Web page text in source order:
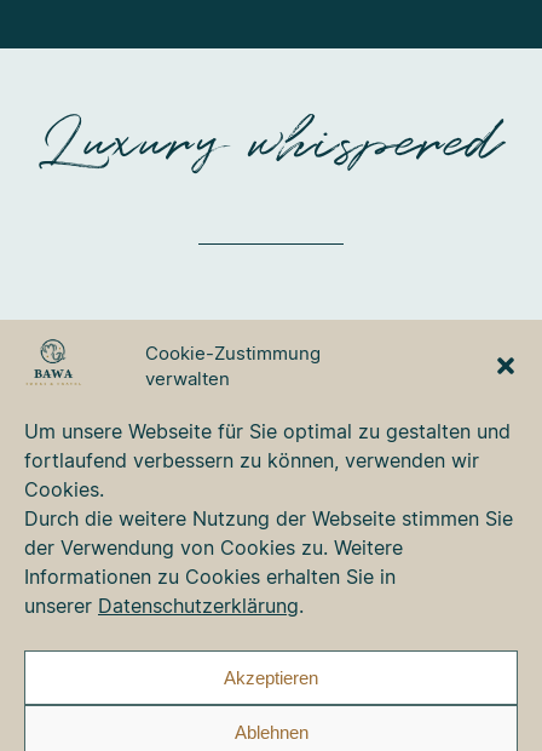
Cookie-Zustimmung
verwalten
Um unsere Webseite für Sie optimal zu gestalten und
fortlaufend verbessern zu können, verwenden wir
Cookies.
Durch die weitere Nutzung der Webseite stimmen Sie
der Verwendung von Cookies zu. Weitere
Informationen zu Cookies erhalten Sie in
unserer Datenschutzerklärung.
Akzeptieren
Ablehnen
Luxury whispered
GmbH
Tel. +49 8331 76 42 49
bawa@bawa.de
www.bawa.de
Kontakt
Newsletter
Datenschutz